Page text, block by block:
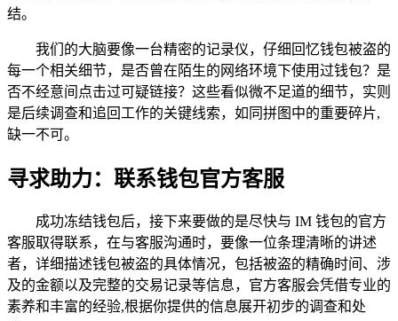
结。
我们的大脑要像一台精密的记录仪，仔细回忆钱包被盗的
每一个相关细节，是否曾在陌生的网络环境下使用过钱包？是
否不经意间点击过可疑链接？这些看似微不足道的细节，实则
是后续调查和追回工作的关键线索，如同拼图中的重要碎片,
缺一不可。
寻求助力：联系钱包官方客服
成功冻结钱包后，接下来要做的是尽快与 IM 钱包的官方
客服取得联系，在与客服沟通时，要像一位条理清晰的讲述
者，详细描述钱包被盗的具体情况，包括被盗的精确时间、涉
及的金额以及完整的交易记录等信息，官方客服会凭借专业的
素养和丰富的经验,根据你提供的信息展开初步的调查和处